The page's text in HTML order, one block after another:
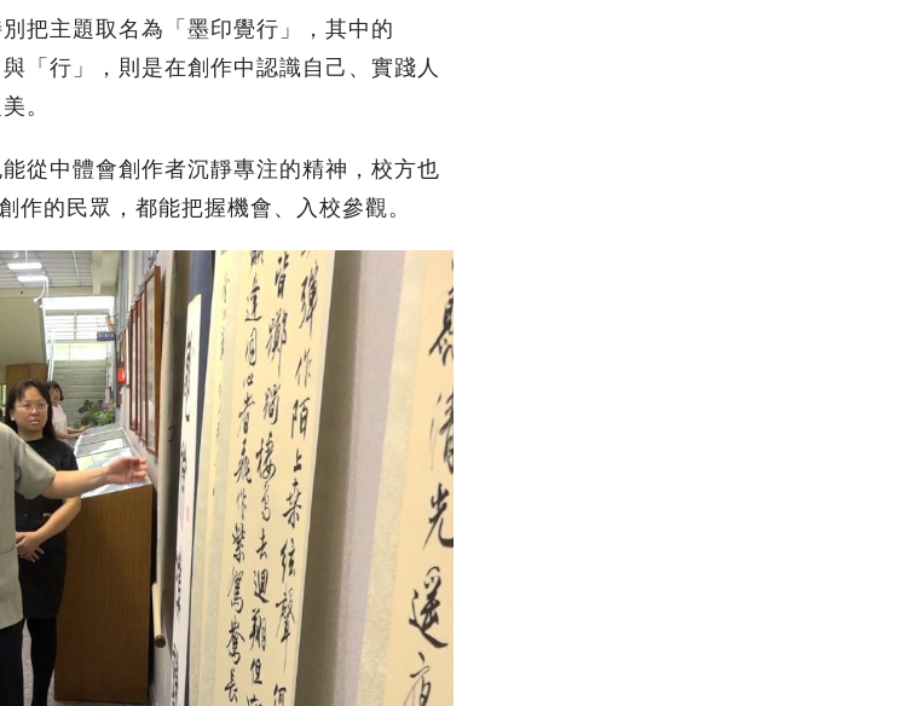
把主題取名為「墨印覺行」，其中的
「行」，則是在創作中認識自己、實踐人
。
從中體會創作者沉靜專注的精神，校方也
的民眾，都能把握機會、入校參觀。